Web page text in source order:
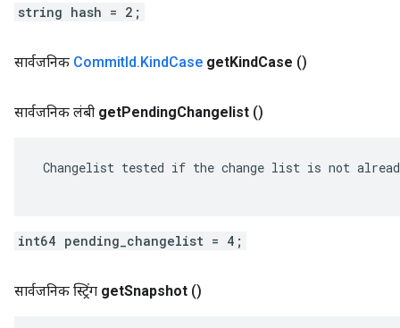
string hash = 2;
सार्वजनिक CommitId.KindCase getKindCase ()
सार्वजनिक लंबी getPendingChangelist ()
Changelist tested if the change list is not
int64 pending_changelist = 4;
सार्वजनिक स्ट्रिंग getSnapshot ()